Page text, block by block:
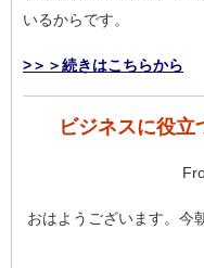
いるからです。
>＞＞続きはこちらから
ビジネスに役立
おはようございます。今